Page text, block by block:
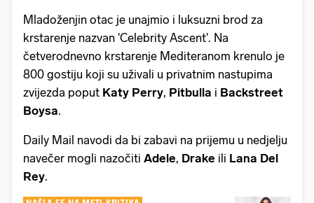
Mladoženjin otac je unajmio i luksuzni brod za
krstarenje nazvan 'Celebrity Ascent'. Na
četverodnevno krstarenje Mediteranom krenulo je
800 gostiju koji su uživali u privatnim nastupima
zvijezda poput Katy Perry, Pitbulla i Backstreet
Boysa.
Daily Mail navodi da bi zabavi na prijemu u nedjelju
navečer mogli nazočiti Adele, Drake ili Lana Del
Rey.